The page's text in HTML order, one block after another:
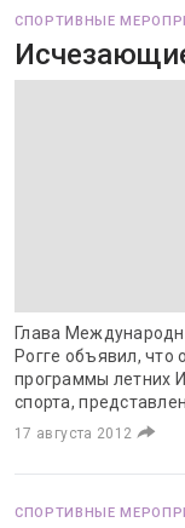
СПОРТИВНЫЕ
Глава
Рогге объявил, что
программы летних
спорта,
17 августа 2012
СПОРТИВНЫЕ